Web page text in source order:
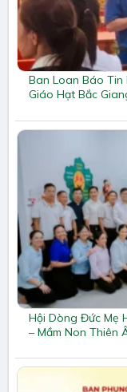
Ban Loan Báo Tin
Giáo Hạt Bắc
Hội Dòng Đức Mẹ
– Mầm Non Thiên